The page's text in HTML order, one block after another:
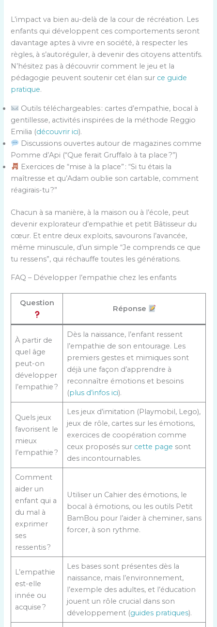
L’impact va bien au-delà de la cour de récréation. Les
enfants qui développent ces comportements seront
davantage aptes à vivre en société, à respecter les
règles, à s’autoréguler, à devenir des citoyens attentifs.
N’hésitez pas à découvrir comment le jeu et la
pédagogie peuvent soutenir cet élan sur ce guide
pratique.
Outils téléchargeables : cartes d’empathie, bocal à
gentillesse, activités inspirées de la méthode Reggio
Emilia (découvrir ici).
Discussions ouvertes autour de magazines comme
Pomme d’Api (“Que ferait Gruffalo à ta place ?”)
Exercices de “mise à la place” : “Si tu étais la
maîtresse et qu’Adam oublie son cartable, comment
réagirais-tu ?”
Chacun à sa manière, à la maison ou à l’école, peut
devenir explorateur d’empathie et petit Bâtisseur du
cœur. Et entre deux exploits, savourons l’avancée,
même minuscule, d’un simple “Je comprends ce que
tu ressens”, qui réchauffe toutes les générations.
FAQ – Développer l’empathie chez les enfants
Question
Réponse
À partir de
quel âge
peut-on
développer
l’empathie ?
Dès la naissance, l’enfant ressent
l’empathie de son entourage. Les
premiers gestes et mimiques sont
déjà une façon d’apprendre à
reconnaître émotions et besoins
(plus d’infos ici).
Quels jeux
favorisent le
mieux
l’empathie ?
Les jeux d’imitation (Playmobil, Lego),
jeux de rôle, cartes sur les émotions,
exercices de coopération comme
ceux proposés sur cette page sont
des incontournables.
Comment
aider un
enfant qui a
du mal à
exprimer
ses
ressentis ?
Utiliser un Cahier des émotions, le
bocal à émotions, ou les outils Petit
BamBou pour l’aider à cheminer, sans
forcer, à son rythme.
L’empathie
est-elle
innée ou
acquise ?
Les bases sont présentes dès la
naissance, mais l’environnement,
l’exemple des adultes, et l’éducation
jouent un rôle crucial dans son
développement (guides pratiques).